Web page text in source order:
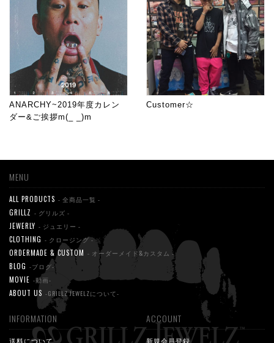
ANARCHY~2019年度カレン
ダー&ご挨拶m(_ _)m
Customer☆
MENU
ALL PRODUCTS - 全商品一覧 -
GRILLZ - グリルズ -
JEWERLY - ジュエリー -
CLOTHING - クロージング -
ORDERMADE & CUSTOM - オーダーメイド&カスタム -
BLOG -ブログ-
MOVIE -動画-
ABOUT US -GRILLZ JEWELZについて-
INFORMATION
送料について
ACCOUNT
新規会員登録